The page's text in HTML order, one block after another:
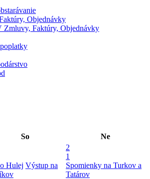
Objednávky
Faktúry, Objednávky
So Ne
Hulej Výstup na
2
1
Spomienky na Turkov a
Tatárov